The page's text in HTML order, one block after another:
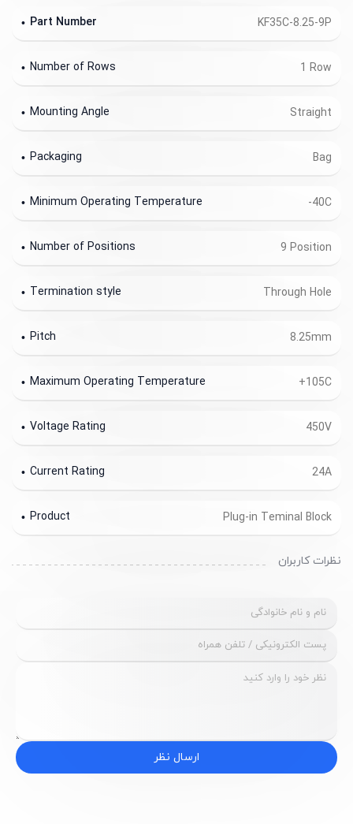
KF35C-8.25-9P
Part Number
1 Row
Number of Rows
Straight
Mounting Angle
Bag
Packaging
-40C
Minimum Operating Temperature
9 Position
Number of Positions
Through Hole
Termination style
8.25mm
Pitch
+105C
Maximum Operating Temperature
450V
Voltage Rating
24A
Current Rating
Plug-in Teminal Block
Product
نظرات کاربران
ارسال نظر